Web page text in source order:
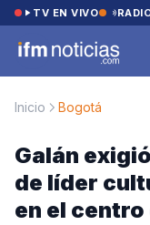
Saltar al contenido
TV EN VIVO
Inicio Bogotá
Galán
de líder
en el